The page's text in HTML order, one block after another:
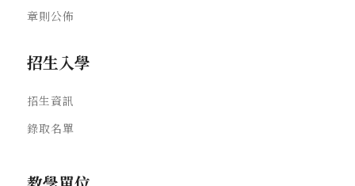
章則公佈
招生入學
招生資訊
錄取名單